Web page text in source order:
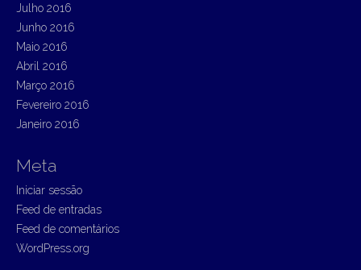
Julho 2016
Junho 2016
Maio 2016
Abril 2016
Março 2016
Fevereiro 2016
Janeiro 2016
Meta
Iniciar sessão
Feed de entradas
Feed de comentários
WordPress.org